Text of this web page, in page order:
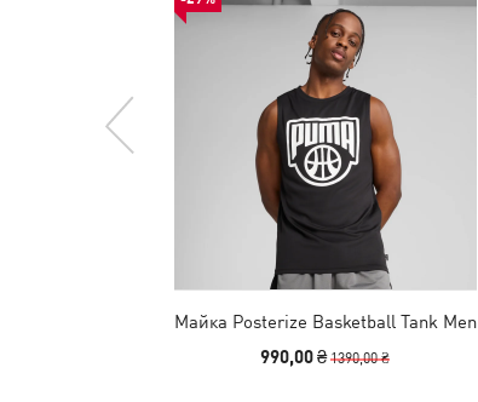
Майка Posterize Basketball Tank Men
990,00 ₴1390,00 ₴